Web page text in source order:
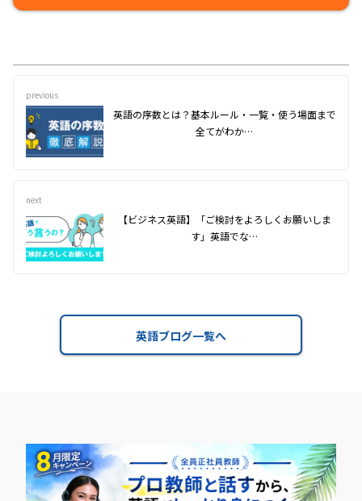
previous
英語の序数とは？基本ルール・一覧・使う場面まで
全てがわか…
next
【ビジネス英語】「ご検討をよろしくお願いしま
す」英語でな…
英語ブログ一覧へ